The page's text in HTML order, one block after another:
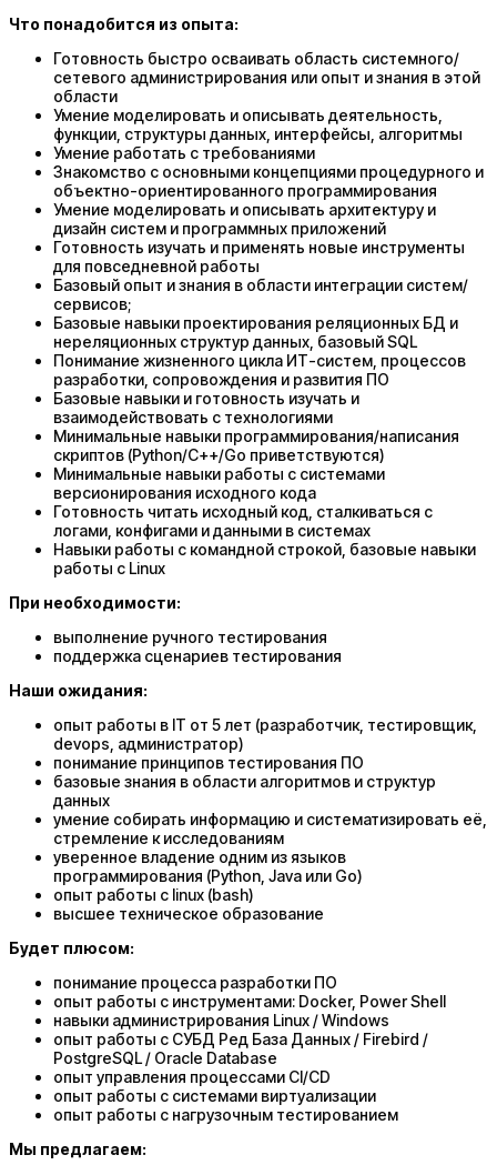
Что понадобится из опыта:
Готовность быстро осваивать область системного/
сетевого администрирования или опыт и знания в этой
области
Умение моделировать и описывать деятельность,
функции, структуры данных, интерфейсы, алгоритмы
Умение работать с требованиями
Знакомство с основными концепциями процедурного и
объектно-ориентированного программирования
Умение моделировать и описывать архитектуру и
дизайн систем и программных приложений
Готовность изучать и применять новые инструменты
для повседневной работы
Базовый опыт и знания в области интеграции систем/
сервисов;
Базовые навыки проектирования реляционных БД и
нереляционных структур данных, базовый SQL
Понимание жизненного цикла ИТ-систем, процессов
разработки, сопровождения и развития ПО
Базовые навыки и готовность изучать и
взаимодействовать с технологиями
Минимальные навыки программирования/написания
скриптов (Python/C++/Go приветствуются)
Минимальные навыки работы с системами
версионирования исходного кода
Готовность читать исходный код, сталкиваться с
логами, конфигами и данными в системах
Навыки работы с командной строкой, базовые навыки
работы с Linux
При необходимости:
выполнение ручного тестирования
поддержка сценариев тестирования
Наши ожидания:
опыт работы в IT от 5 лет (разработчик, тестировщик,
devops, администратор)
понимание принципов тестирования ПО
базовые знания в области алгоритмов и структур
данных
умение собирать информацию и систематизировать её,
стремление к исследованиям
уверенное владение одним из языков
программирования (Python, Java или Go)
опыт работы с linux (bash)
высшее техническое образование
Будет плюсом:
понимание процесса разработки ПО
опыт работы с инструментами: Docker, Power Shell
навыки администрирования Linux / Windows
опыт работы с СУБД Ред База Данных / Firebird /
PostgreSQL / Oracle Database
опыт управления процессами CI/CD
опыт работы с системами виртуализации
опыт работы с нагрузочным тестированием
Мы предлагаем: